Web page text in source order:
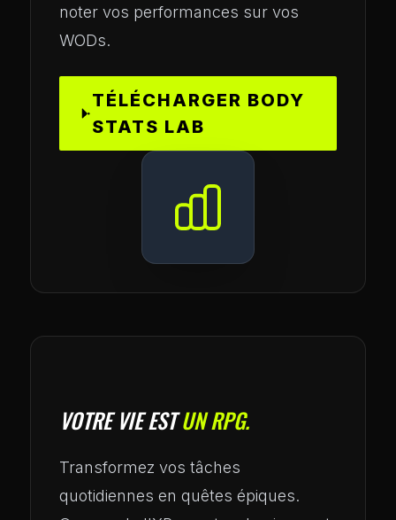
noter vos performances sur vos
WODs.
TÉLÉCHARGER BODY
STATS LAB
VOTRE VIE ESTUN RPG.
Transformez vos tâches
quotidiennes en quêtes épiques.